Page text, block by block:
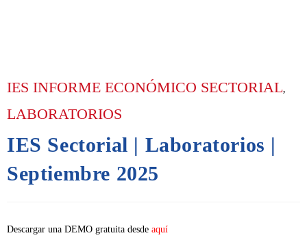
IES INFORME ECONÓMICO SECTORIAL,
LABORATORIOS
IES Sectorial | Laboratorios |
Septiembre 2025
Descargar una DEMO gratuita desde aquí